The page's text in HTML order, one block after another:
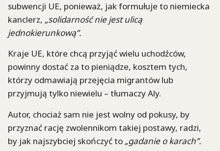
subwencji UE, ponieważ, jak formułuje to niemiecka
kanclerz, „solidarność nie jest ulicą
jednokierunkową”.
Kraje UE, które chcą przyjąć wielu uchodźców,
powinny dostać za to pieniądze, kosztem tych,
którzy odmawiają przejęcia migrantów lub
przyjmują tylko niewielu – tłumaczy Aly.
Autor, chociaż sam nie jest wolny od pokusy, by
przyznać rację zwolennikom takiej postawy, radzi,
by jak najszybciej skończyć to „gadanie o karach”.